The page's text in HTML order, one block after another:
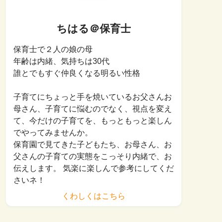
ちはる＠保育士
保育士で２人の娘の母
年齢は内緒、気持ちは30代
誰とでもすぐ仲良くなる明るい性格
子育てにちょっと手を焼いているお父さんお
母さん、子育てに悩むのでなく、視点を変え
て、今だけの子育てを、もっともっと楽しん
でやってみませんか。
保育園で見てきた子どもたち、お母さん、お
父さんの子育ての実態をこっそり内緒で、お
伝えします。 気楽に楽しんで参考にしてくだ
さいネ！
くわしくはこちら